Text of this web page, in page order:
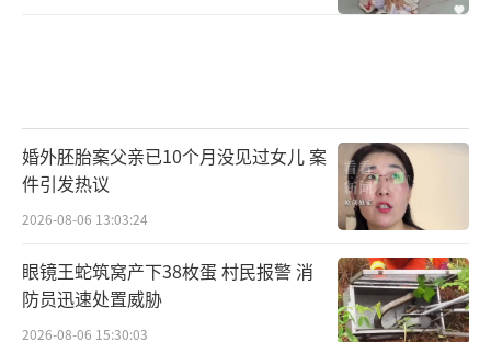
婚外胚胎案父亲已10个月没见过女儿 案
件引发热议
2026-08-06 13:03:24
眼镜王蛇筑窝产下38枚蛋 村民报警 消
防员迅速处置威胁
2026-08-06 15:30:03